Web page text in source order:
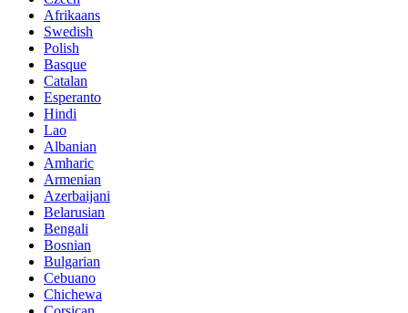
Afrikaans
Swedish
Polish
Basque
Catalan
Esperanto
Hindi
Lao
Albanian
Amharic
Armenian
Azerbaijani
Belarusian
Bengali
Bosnian
Bulgarian
Cebuano
Chichewa